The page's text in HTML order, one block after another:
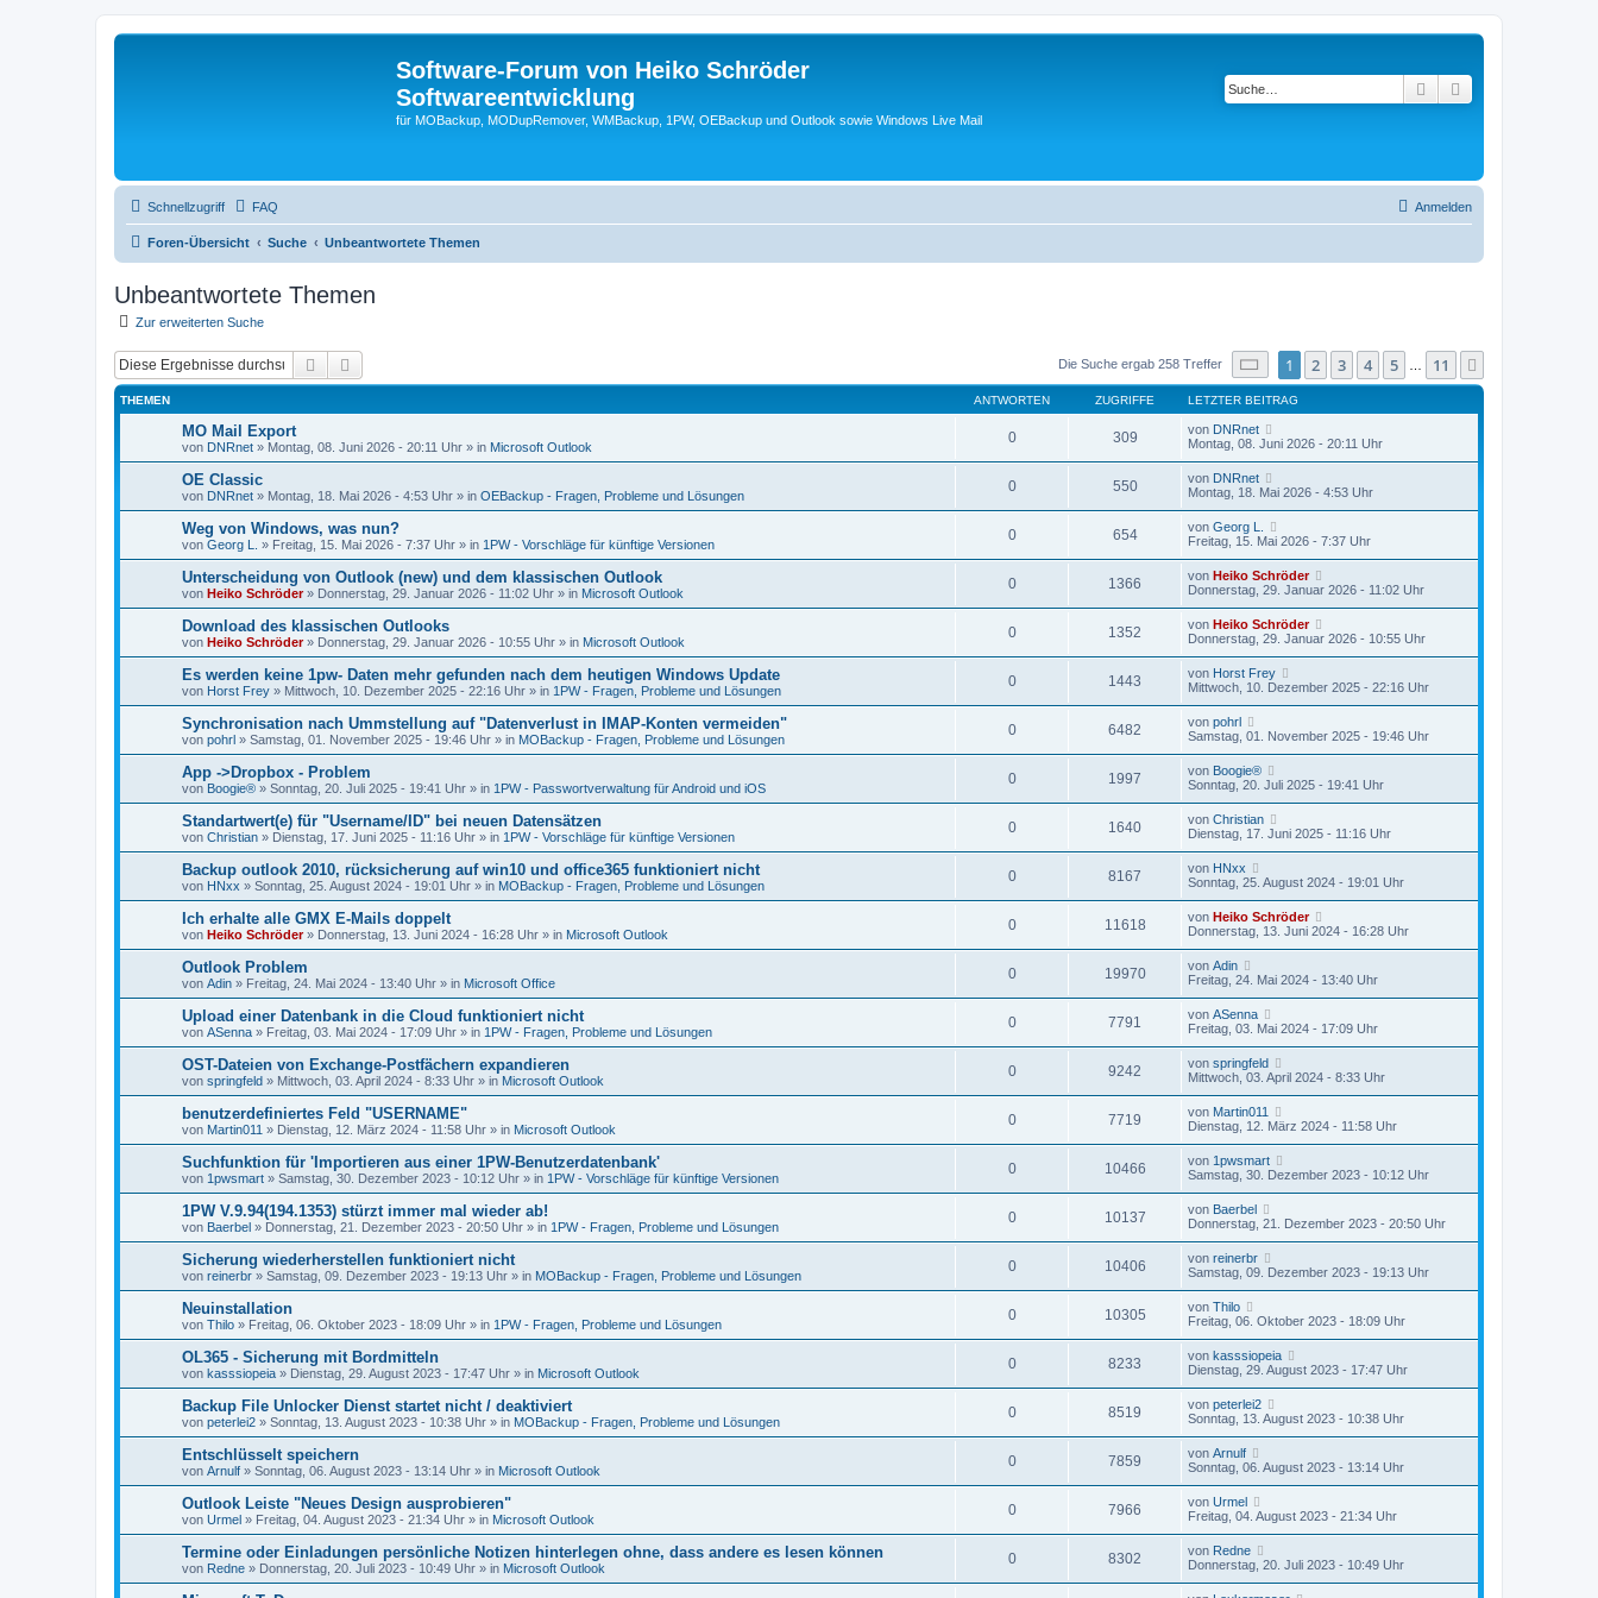
Software-Forum von Heiko Schröder
Softwareentwicklung
für MOBackup, MODupRemover, WMBackup, 1PW, OEBackup und Outlook sowie Windows Live Mail
Suche
Schnellzugriff FAQ Anmelden
Foren-Übersicht Suche Unbeantwortete Themen
Unbeantwortete Themen
Zur erweiterten Suche
Suche Die Suche ergab 258 Treffer Seite von11
1 2 3 4 5 11
THEMEN ANTWORTEN ZUGRIFFE LETZTER BEITRAG
MO Mail Export
von DNRnet » Montag, 08. Juni 2026 - 20:11 Uhr » in Microsoft Outlook
0 309 von DNRnet
Montag, 08. Juni 2026 - 20:11 Uhr
OE Classic
von DNRnet » Montag, 18. Mai 2026 - 4:53 Uhr » in OEBackup - Fragen, Probleme und Lösungen
0 550 von DNRnet
Montag, 18. Mai 2026 - 4:53 Uhr
Weg von Windows, was nun?
von Georg L. » Freitag, 15. Mai 2026 - 7:37 Uhr » in 1PW - Vorschläge für künftige Versionen
0 654 von Georg L.
Freitag, 15. Mai 2026 - 7:37 Uhr
Unterscheidung von Outlook (new) und dem klassischen Outlook
von Heiko Schröder» Donnerstag, 29. Januar 2026 - 11:02 Uhr » in Microsoft Outlook
0 1366 von Heiko Schröder
Donnerstag, 29. Januar 2026 - 11:02 Uhr
Download des klassischen Outlooks
von Heiko Schröder» Donnerstag, 29. Januar 2026 - 10:55 Uhr » in Microsoft Outlook
0 1352 von Heiko Schröder
Donnerstag, 29. Januar 2026 - 10:55 Uhr
Es werden keine 1pw- Daten mehr gefunden nach dem heutigen Windows Update
von Horst Frey » Mittwoch, 10. Dezember 2025 - 22:16 Uhr » in 1PW - Fragen, Probleme und Lösungen
0 1443 von Horst Frey
Mittwoch, 10. Dezember 2025 - 22:16 Uhr
Synchronisation nach Ummstellung auf "Datenverlust in IMAP-Konten vermeiden"
von pohrl » Samstag, 01. November 2025 - 19:46 Uhr » in MOBackup - Fragen, Probleme und Lösungen
0 6482 von pohrl
Samstag, 01. November 2025 - 19:46 Uhr
App ->Dropbox - Problem
von Boogie® » Sonntag, 20. Juli 2025 - 19:41 Uhr » in 1PW - Passwortverwaltung für Android und iOS
0 1997 von Boogie®
Sonntag, 20. Juli 2025 - 19:41 Uhr
Standartwert(e) für "Username/ID" bei neuen Datensätzen
von Christian » Dienstag, 17. Juni 2025 - 11:16 Uhr » in 1PW - Vorschläge für künftige Versionen
0 1640 von Christian
Dienstag, 17. Juni 2025 - 11:16 Uhr
Backup outlook 2010, rücksicherung auf win10 und office365 funktioniert nicht
von HNxx » Sonntag, 25. August 2024 - 19:01 Uhr » in MOBackup - Fragen, Probleme und Lösungen
0 8167 von HNxx
Sonntag, 25. August 2024 - 19:01 Uhr
Ich erhalte alle GMX E-Mails doppelt
von Heiko Schröder» Donnerstag, 13. Juni 2024 - 16:28 Uhr » in Microsoft Outlook
0 11618 von Heiko Schröder
Donnerstag, 13. Juni 2024 - 16:28 Uhr
Outlook Problem
von Adin » Freitag, 24. Mai 2024 - 13:40 Uhr » in Microsoft Office
0 19970 von Adin
Freitag, 24. Mai 2024 - 13:40 Uhr
Upload einer Datenbank in die Cloud funktioniert nicht
von ASenna » Freitag, 03. Mai 2024 - 17:09 Uhr » in 1PW - Fragen, Probleme und Lösungen
0 7791 von ASenna
Freitag, 03. Mai 2024 - 17:09 Uhr
OST-Dateien von Exchange-Postfächern expandieren
von springfeld » Mittwoch, 03. April 2024 - 8:33 Uhr » in Microsoft Outlook
0 9242 von springfeld
Mittwoch, 03. April 2024 - 8:33 Uhr
benutzerdefiniertes Feld "USERNAME"
von Martin011 » Dienstag, 12. März 2024 - 11:58 Uhr » in Microsoft Outlook
0 7719 von Martin011
Dienstag, 12. März 2024 - 11:58 Uhr
Suchfunktion für 'Importieren aus einer 1PW-Benutzerdatenbank'
von 1pwsmart » Samstag, 30. Dezember 2023 - 10:12 Uhr » in 1PW - Vorschläge für künftige Versionen
0 10466 von 1pwsmart
Samstag, 30. Dezember 2023 - 10:12 Uhr
1PW V.9.94(194.1353) stürzt immer mal wieder ab!
von Baerbel » Donnerstag, 21. Dezember 2023 - 20:50 Uhr » in 1PW - Fragen, Probleme und Lösungen
0 10137 von Baerbel
Donnerstag, 21. Dezember 2023 - 20:50 Uhr
Sicherung wiederherstellen funktioniert nicht
von reinerbr » Samstag, 09. Dezember 2023 - 19:13 Uhr » in MOBackup - Fragen, Probleme und Lösungen
0 10406 von reinerbr
Samstag, 09. Dezember 2023 - 19:13 Uhr
Neuinstallation
von Thilo » Freitag, 06. Oktober 2023 - 18:09 Uhr » in 1PW - Fragen, Probleme und Lösungen
0 10305 von Thilo
Freitag, 06. Oktober 2023 - 18:09 Uhr
OL365 - Sicherung mit Bordmitteln
von kasssiopeia » Dienstag, 29. August 2023 - 17:47 Uhr » in Microsoft Outlook
0 8233 von kasssiopeia
Dienstag, 29. August 2023 - 17:47 Uhr
Backup File Unlocker Dienst startet nicht / deaktiviert
von peterlei2 » Sonntag, 13. August 2023 - 10:38 Uhr » in MOBackup - Fragen, Probleme und Lösungen
0 8519 von peterlei2
Sonntag, 13. August 2023 - 10:38 Uhr
Entschlüsselt speichern
von Arnulf » Sonntag, 06. August 2023 - 13:14 Uhr » in Microsoft Outlook
0 7859 von Arnulf
Sonntag, 06. August 2023 - 13:14 Uhr
Outlook Leiste "Neues Design ausprobieren"
von Urmel » Freitag, 04. August 2023 - 21:34 Uhr » in Microsoft Outlook
0 7966 von Urmel
Freitag, 04. August 2023 - 21:34 Uhr
Termine oder Einladungen persönliche Notizen hinterlegen ohne, dass andere es lesen können
von Redne » Donnerstag, 20. Juli 2023 - 10:49 Uhr » in Microsoft Outlook
0 8302 von Redne
Donnerstag, 20. Juli 2023 - 10:49 Uhr